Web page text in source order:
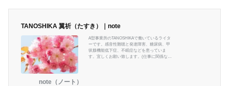
TANOSHIKA 翼祈（たすき）｜note
A型事業所のTANOSHIKAで働いているライタ
ーです。感音性難聴と発達障害、糖尿病、甲
状腺機能低下症、不眠症などを患っていま
す。宜しくお願い致します。(仕事に関係ない
note（ノート）